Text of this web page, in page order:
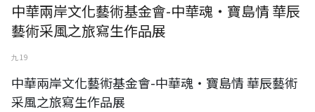
中華兩岸文化藝術基金會-中華魂‧寶島情 華辰
藝術采風之旅寫生作品展
九 19
中華兩岸文化藝術基金會-中華魂‧寶島情 華辰藝術
采風之旅寫生作品展